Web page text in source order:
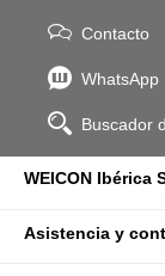
Contacto
WhatsApp
Buscador
WEICON Ibérica
Asistencia y